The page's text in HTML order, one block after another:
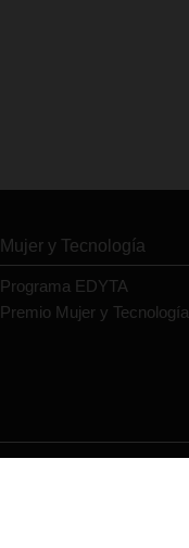
Mujer y Tecnología
Programa EDYTA
Premio Mujer y Tecnología